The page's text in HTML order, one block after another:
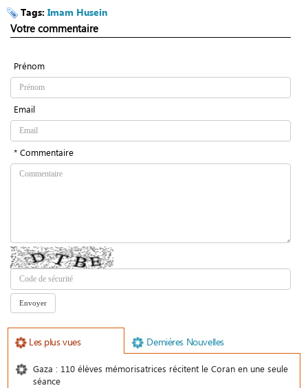
Tags: Imam Husein
Votre commentaire
Prénom
Email
* Commentaire
Les plus vues Demiéres Nouvelles
Gaza : 110 élèves mémorisatrices récitent le Coran en une seule
séance